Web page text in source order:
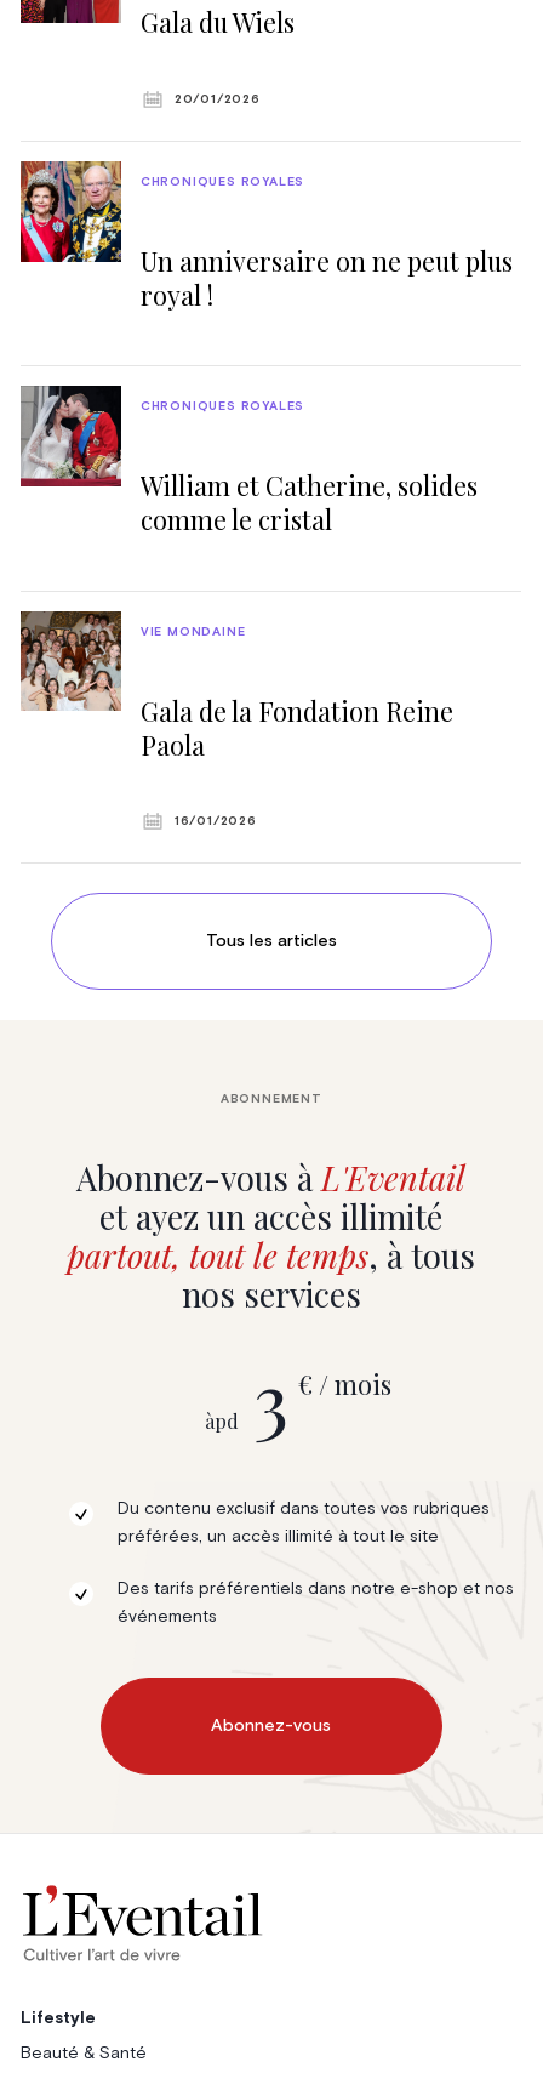
Gala du Wiels
20/01/2026
Un anniversaire on ne peut plus
royal !
CHRONIQUES ROYALES
William et Catherine, solides
comme le cristal
CHRONIQUES ROYALES
Gala de la Fondation Reine
Paola
VIE MONDAINE
16/01/2026
Tous les articles
Abonnez-vous àL'Eventail
et ayez un accès illimité
partout, tout le temps, à tous
nos services
ABONNEMENT
àpd 3 € / mois
Du contenu exclusif dans toutes vos rubriques
préférées, un accès illimité à tout le site
Des tarifs préférentiels dans notre e-shop et nos
événements
Abonnez-vous
Lifestyle
Beauté & Santé